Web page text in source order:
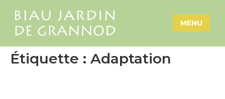
MENU
Étiquette : Adaptation